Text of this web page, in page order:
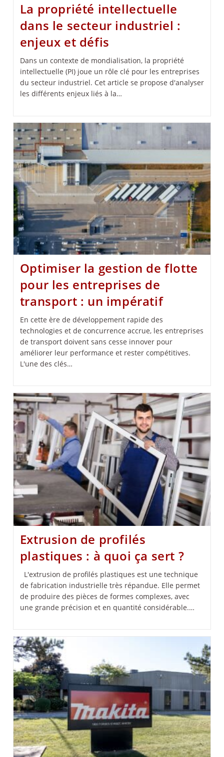
La propriété intellectuelle
dans le secteur industriel :
enjeux et défis
Dans un contexte de mondialisation, la propriété
intellectuelle (PI) joue un rôle clé pour les entreprises
du secteur industriel. Cet article se propose d'analyser
les différents enjeux liés à la…
Optimiser la gestion de flotte
pour les entreprises de
transport : un impératif
En cette ère de développement rapide des
technologies et de concurrence accrue, les entreprises
de transport doivent sans cesse innover pour
améliorer leur performance et rester compétitives.
L'une des clés…
Extrusion de profilés
plastiques : à quoi ça sert ?
L'extrusion de profilés plastiques est une technique
de fabrication industrielle très répandue. Elle permet
de produire des pièces de formes complexes, avec
une grande précision et en quantité considérable.…